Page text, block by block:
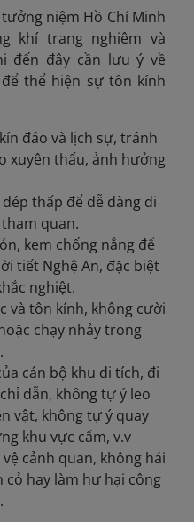
niệm Hồ Chí Minh
khí trang nghiêm và
đến đây cần lưu ý về
thể hiện sự tôn kính
đáo và lịch sự, tránh
xuyên thấu, ảnh hưởng
thấp để dễ dàng di
quan.
kem chống nắng để
tiết Nghệ An, đặc biệt
nghiệt.
và tôn kính, không cười
chạy nhảy trong
cán bộ khu di tích, đi
dẫn, không tự ý leo
vật, không tự ý quay
khu vực cấm, v.v
cảnh quan, không hái
cỏ hay làm hư hại công